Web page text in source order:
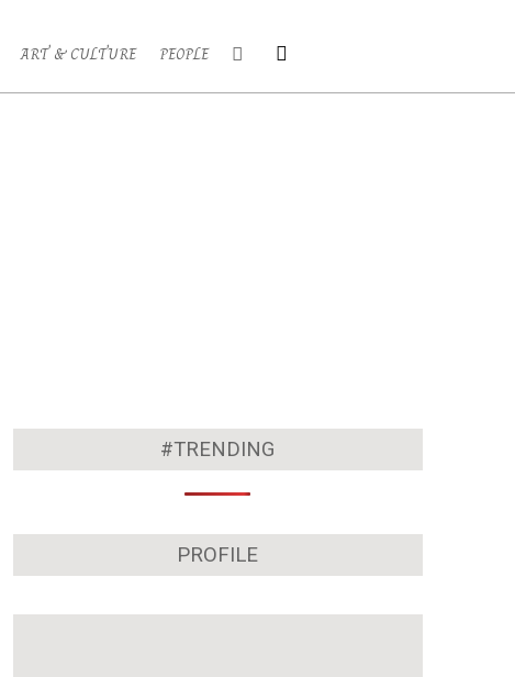
Navigation
ART & CULTURE PEOPLE Search
#TRENDING
PROFILE